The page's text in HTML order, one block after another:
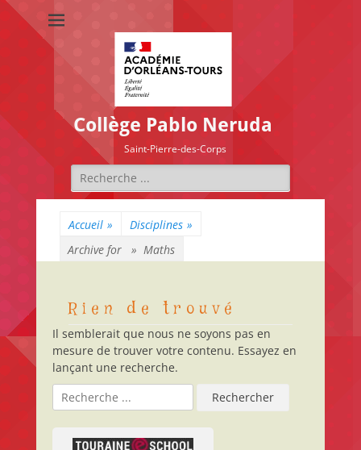
Collège Pablo Neruda
Saint-Pierre-des-Corps
Rechercher :
Accueil » Disciplines »
Archive for » Maths
Rien de trouvé
Il semblerait que nous ne soyons pas en
mesure de trouver votre contenu. Essayez en
lançant une recherche.
Rechercher :